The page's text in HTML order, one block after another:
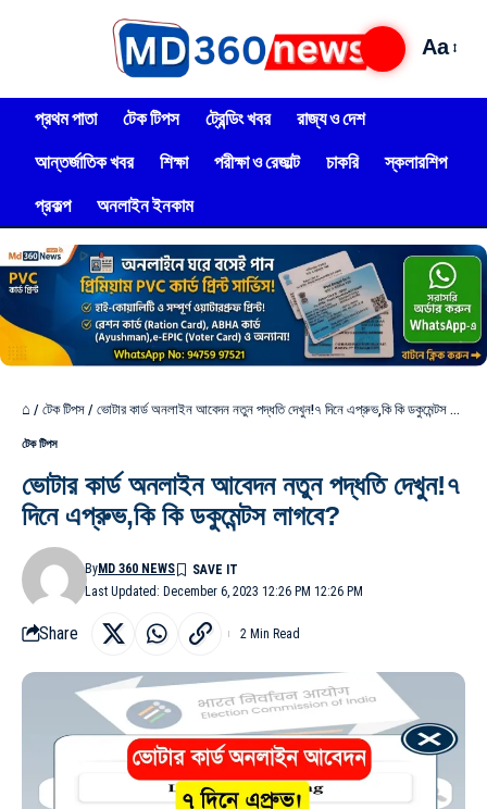
Aa
প্রথম পাতা টেক টিপস ট্রেন্ডিং খবর
রাজ্য ও দেশ
আন্তর্জাতিক খবর
শিক্ষা পরীক্ষা ও রেজাল্ট চাকরি
স্কলারশিপ
প্রকল্প
অনলাইন ইনকাম
⌂ / টেক টিপস / ভোটার কার্ড অনলাইন আবেদন নতুন পদ্ধতি দেখুন!৭ দিনে এপ্রুভ,কি কি ডকুমেন্টস লাগবে?
টেক টিপস
ভোটার কার্ড অনলাইন আবেদন নতুন পদ্ধতি দেখুন!৭
দিনে এপ্রুভ,কি কি ডকুমেন্টস লাগবে?
Last Updated: December 6, 2023 12:26 PM 12:26 PM
ByMD 360 NEWS
Share 2 Min Read